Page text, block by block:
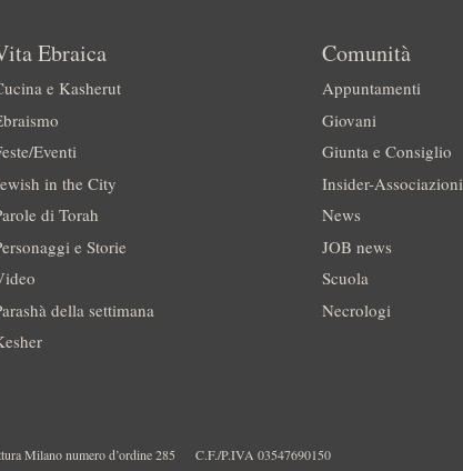
Ebraica
e Kasherut
Eventi
in the City
di Torah
e Storie
della settimana
Comunità
Appuntamenti
Giovani
Giunta e Consiglio
Insider-Associazioni
News
JOB news
Scuola
Necrologi
Milano numero d’ordine 285 C.F./P.IVA 03547690150